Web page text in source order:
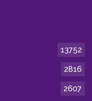
13752
2816
2607